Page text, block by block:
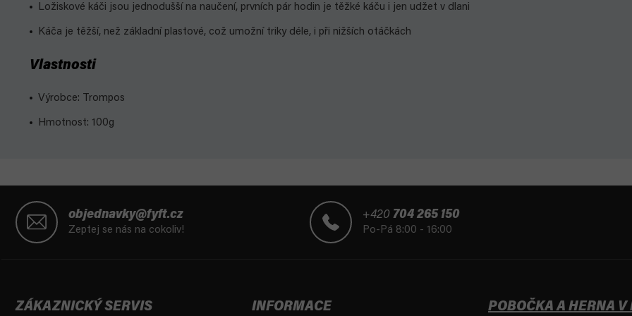
Ložiskové káči jsou jednodušší na naučení, prvních pár hodin je těžké káču i jen udžet v dlani
Káča je těžší, než základní plastové, což umožní triky déle, i při nižších otáčkách
Vlastnosti
Výrobce: Trompos
Hmotnost: 100g
objednavky@fyft.cz
Zeptej se nás na cokoliv!
+420 704 265 150
Po-Pá 8:00 - 16:00
ZÁKAZNICKÝ SERVIS INFORMACE POBOČKA A HERNA V